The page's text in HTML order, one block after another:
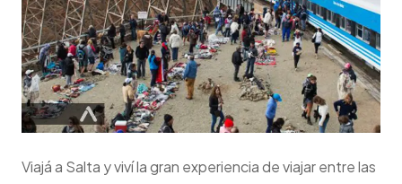
Viajá a Salta y viví la gran experiencia de viajar entre las